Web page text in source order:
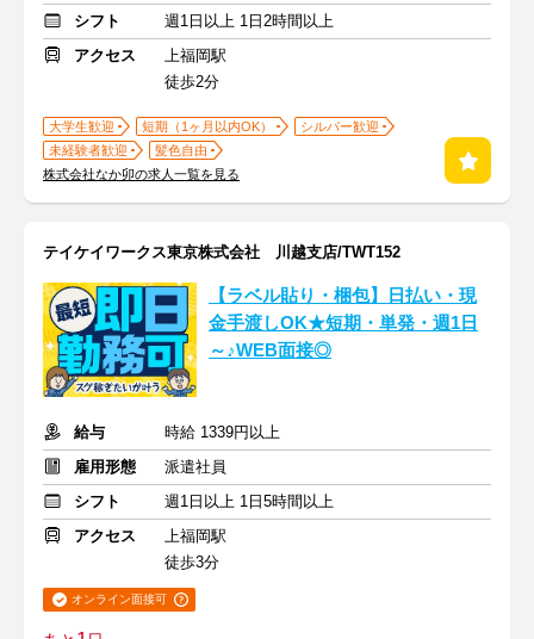
シフト
週1日以上 1日2時間以上
アクセス
上福岡駅
徒歩2分
大学生歓迎 短期（1ヶ月以内OK）
シルバー歓迎
未経験者歓迎
髪色自由
株式会社なか卯の求人一覧を見る
テイケイワークス東京株式会社 川越支店/TWT152
【ラベル貼り・梱包】日払い・現
金手渡しOK★短期・単発・週1日
～♪WEB面接◎
給与
時給 1339円以上
雇用形態
派遣社員
シフト
週1日以上 1日5時間以上
アクセス
上福岡駅
徒歩3分
オンライン面接可